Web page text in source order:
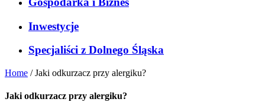
Inwestycje
Specjaliści z Dolnego Śląska
Home /Jaki odkurzacz przy alergiku?
Jaki odkurzacz przy alergiku?